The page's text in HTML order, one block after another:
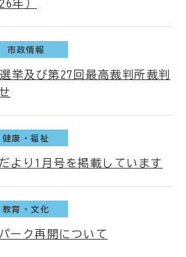
年）
市政情報
挙及び第27回最高裁判所裁判
健康・福祉
より1月号を掲載しています
教育・文化
ーク再開について